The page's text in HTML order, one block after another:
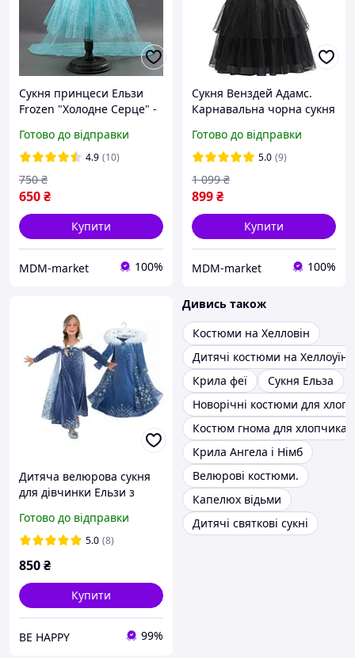
Сукня принцеси Ельзи
Frozen "Холодне Серце" -
новорічна на фотосесію
Готово до відправки
4.9 (10)
650₴
750 ₴
Купити
MDM-market 100%
Сукня Венздей Адамс.
Карнавальна чорна сукня
Готово до відправки
5.0 (9)
899₴
1 099 ₴
Купити
MDM-market 100%
Дитяча велюрова сукня
для дівчинки Ельзи з
Frozen (розміри 110 120)
Готово до відправки
5.0 (8)
850₴
Купити
BE HAPPY 99%
Дивись також
Костюми на Хелловін
Дитячі костюми на Хеллоуїн
Крила феї
Сукня Ельза
Новорічні костюми для
Костюм гнома для хлопчика
Крила Ангела і Німб
Велюрові костюми.
Капелюх відьми
Дитячі святкові сукні